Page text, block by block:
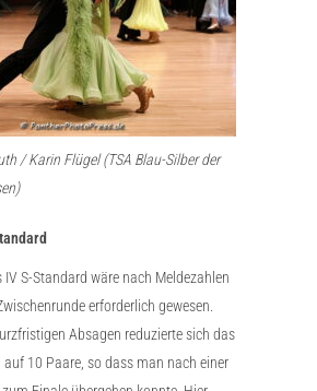
/ Karin Flügel (TSA Blau-Silber der
IV S-Standard wäre nach Meldezahlen
erforderlich gewesen.
Absagen reduzierte sich das
10 Paare, so dass man nach einer